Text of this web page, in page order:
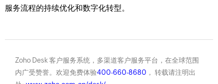
服务流程的持续优化和数字化转型。
Zoho Desk 客户服务系统，多渠道客户服务平台，在全球范围
内广受赞誉。欢迎免费体验400-660-8680 ， 转载请注明出